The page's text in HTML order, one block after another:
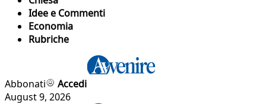
Idee e Commenti
Economia
Rubriche
Abbonati
Accedi
August 9, 2026